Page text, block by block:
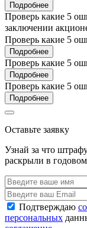
Подробнее
Проверь какие 5
заключении
Проверь какие 5
Подробнее
Проверь какие 5
Подробнее
Проверь какие 5
Подробнее
Оставьте заявку
Узнай за что
раскрыли в годовом
Подтверждаю
персональных